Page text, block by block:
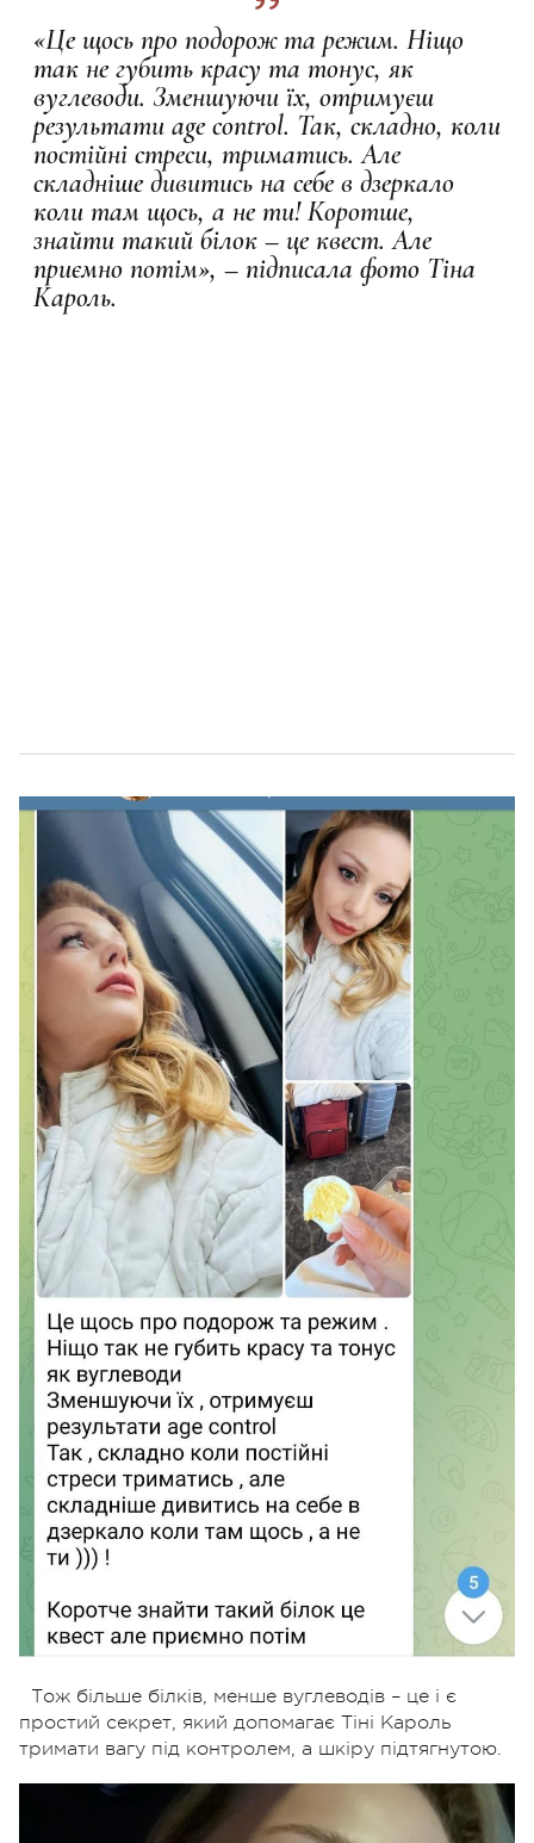
«Це щось про подорож та режим. Ніщо
так не губить красу та тонус, як
вуглеводи. Зменшуючи їх, отримуєш
результати age control. Так, складно, коли
постійні стреси, триматись. Але
складніше дивитись на себе в дзеркало
коли там щось, а не ти! Коротше,
знайти такий білок – це квест. Але
приємно потім», – підписала фото Тіна
Кароль.
Тож більше білків, менше вуглеводів – це і є
простий секрет, який допомагає Тіні Кароль
тримати вагу під контролем, а шкіру підтягнутою.